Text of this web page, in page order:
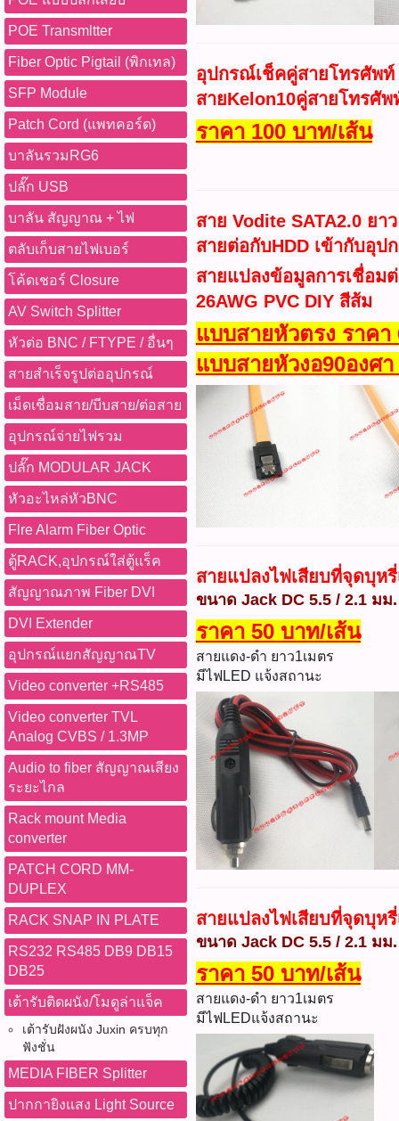
POE Transmltter
Fiber Optic Pigtail (พิกเทล)
SFP Module
Patch Cord (แพทคอร์ด)
บาลันรวมRG6
ปลั๊ก USB
บาลัน สัญญาณ + ไฟ
ตลับเก็บสายไฟเบอร์
โค้ดเชอร์ Closure
AV Switch Splitter
หัวต่อ BNC / FTYPE / อื่นๆ
สายสำเร็จรูปต่ออุปกรณ์
เม็ดเชื่อมสาย/บีบสาย/ต่อสาย
อุปกรณ์จ่ายไฟรวม
ปลั๊ก MODULAR JACK
หัวอะไหล่หัวBNC
Flre Alarm Fiber Optic
ตู้RACK,อุปกรณ์ใส่ตู้แร็ค
สัญญาณภาพ Fiber DVI
DVI Extender
อุปกรณ์แยกสัญญาณTV
Video converter +RS485
Video converter TVL
Analog CVBS / 1.3MP
Audio to fiber สัญญาณเสียง
ระยะไกล
Rack mount Media
converter
PATCH CORD MM-
DUPLEX
RACK SNAP IN PLATE
RS232 RS485 DB9 DB15
DB25
เต้ารับติดผนัง/โมดูล่าแจ็ค
เต้ารับฝังผนัง Juxin ครบทุก
ฟังชั่น
MEDIA FIBER Splitter
ปากกายิงแสง Light Source
อุปกรณ์เช็คคู่สายโทรศัพ
สายKelon10คู่สายโทรศั
ราคา 100 บาท/เส้น
สาย Vodite SATA2.0 ย
สายต่อกับHDD เข้ากับอุ
สายแปลงข้อมูลการเชื่อม
26AWG PVC DIY สีส้ม
แบบสายหัวตรง ราคา
แบบสายหัวงอ90องศ
สายแปลงไฟเสียบที่จุดบุห
ขนาด Jack DC 5.5 / 2.1 มม
ราคา 50 บาท/เส้น
สายแดง-ดำ ยาว1เมตร
มีไฟLED แจ้งสถานะ
สายแปลงไฟเสียบที่จุดบุห
ขนาด Jack DC 5.5 / 2.1 มม
ราคา 50 บาท/เส้น
สายแดง-ดำ ยาว1เมตร
มีไฟLEDแจ้งสถานะ